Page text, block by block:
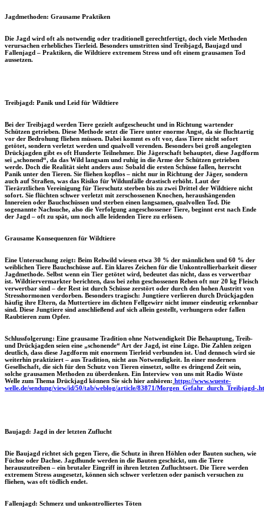
Jagdmethoden: Grausame Praktiken
Die Jagd wird oft als notwendig oder traditionell gerechtfertigt, doch viele Methoden
verursachen erhebliches Tierleid. Besonders umstritten sind Treibjagd, Baujagd und
Fallenjagd – Praktiken, die Wildtiere extremem Stress und oft einem grausamen Tod
aussetzen.
Treibjagd: Panik und Leid für Wildtiere
Bei der Treibjagd werden Tiere gezielt aufgescheucht und in Richtung wartender
Schützen getrieben. Diese Methode setzt die Tiere unter enorme Angst, da sie fluchtartig
vor der Bedrohung fliehen müssen. Dabei kommt es oft vor, dass Tiere nicht sofort
getötet, sondern verletzt werden und qualvoll verenden. Besonders bei groß angelegten
Drückjagden gibt es oft Hunderte Teilnehmer. Die Jägerschaft behauptet, diese Jagdform
sei „schonend“, da das Wild langsam und ruhig in die Arme der Schützen getrieben
werde. Doch die Realität sieht anders aus: Sobald die ersten Schüsse fallen, herrscht
Panik unter den Tieren. Sie fliehen kopflos – nicht nur in Richtung der Jäger, sondern
auch auf Straßen, was das Risiko für Wildunfälle drastisch erhöht. Laut der
Tierärztlichen Vereinigung für Tierschutz sterben bis zu zwei Drittel der Wildtiere nicht
sofort. Sie flüchten schwer verletzt mit zerschossenen Knochen, heraushängenden
Innereien oder Bauchschüssen und sterben einen langsamen, qualvollen Tod. Die
sogenannte Nachsuche, also die Verfolgung angeschossener Tiere, beginnt erst nach Ende
der Jagd – oft zu spät, um noch alle leidenden Tiere zu erlösen.
Grausame Konsequenzen für Wildtiere
Eine Untersuchung zeigt: Beim Rehwild wiesen etwa 30 % der männlichen und 60 % der
weiblichen Tiere Bauchschüsse auf. Ein klares Zeichen für die Unkontrollierbarkeit dieser
Jagdmethode. Selbst wenn ein Tier getötet wird, bedeutet das nicht, dass es verwertbar
ist. Wildtiervermarkter berichten, dass bei zehn geschossenen Rehen oft nur 20 kg Fleisch
verwertbar sind – der Rest ist durch Schüsse zerstört oder durch den hohen Austritt von
Stresshormonen verdorben. Besonders tragisch: Jungtiere verlieren durch Drückjagden
häufig ihre Eltern, da Muttertiere im dichten Fellgewirr nicht immer eindeutig erkennbar
sind. Diese Jungtiere sind anschließend auf sich allein gestellt, verhungern oder fallen
Raubtieren zum Opfer.
Schlussfolgerung: Eine grausame Tradition ohne Notwendigkeit Die Behauptung, Treib-
und Drückjagden seien eine „schonende“ Art der Jagd, ist eine Lüge. Die Zahlen zeigen
deutlich, dass diese Jagdform mit enormem Tierleid verbunden ist. Und dennoch wird sie
weiterhin praktiziert – aus Tradition, nicht aus Notwendigkeit. In einer modernen
Gesellschaft, die sich für den Schutz von Tieren einsetzt, sollte es dringend Zeit sein,
solche grausamen Methoden zu überdenken. Ein Interview von uns mit Radio Wüste
Welle zum Thema Drückjagd können Sie sich hier anhören: https://www.wueste-
welle.de/sendung/view/id/50/tab/weblog/article/83871/Morgen_Gefahr_durch_Treibjagd-
Baujagd: Jagd in der letzten Zuflucht
Die Baujagd richtet sich gegen Tiere, die Schutz in ihren Höhlen oder Bauten suchen, wie
Füchse oder Dachse. Jagdhunde werden in die Bauten geschickt, um die Tiere
herauszutreiben – ein brutaler Eingriff in ihren letzten Zufluchtsort. Die Tiere werden
extremem Stress ausgesetzt, können sich schwer verletzen oder panisch versuchen zu
fliehen, was oft tödlich endet.
Fallenjagd: Schmerz und unkontrolliertes Töten